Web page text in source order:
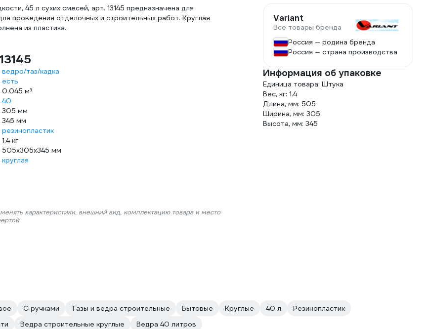
45 л сухих смесей, арт. 13145 предназначена для
проведения отделочных и строительных работ. Круглая
из пластика.
ведро/таз/кадка
есть
0.045 м³
40
305 мм
345 мм
резинопластик
1.4 кг
505x305x345 мм
круглая
характеристики, внешний вид, комплектацию товара и место
Variant
Все товары бренда
Россия — родина бренда
Россия — страна производства
Информация об упаковке
Единица товара: Штука
Вес, кг: 1.4
Длина, мм: 505
Ширина, мм: 305
Высота, мм: 345
С ручками Тазы и ведра строительные Бытовые Круглые 40 л
Резинопластик
Ведра строительные круглые Ведра 40 литров